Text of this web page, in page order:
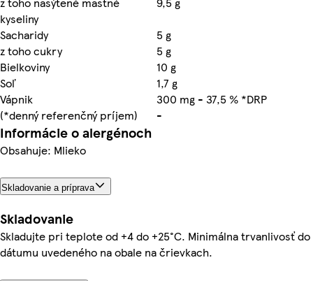
kyseliny
Sacharidy
5 g
z toho cukry
5 g
Bielkoviny
10 g
Soľ
1,7 g
Vápnik
300 mg - 37,5 % *DRP
(*denný referenčný príjem)
-
Informácie o alergénoch
Obsahuje: Mlieko
Skladovanie a príprava
Skladovanie
Skladujte pri teplote od +4 do +25°C. Minimálna trvanlivosť do
dátumu uvedeného na obale na črievkach.